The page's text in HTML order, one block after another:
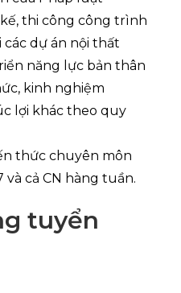
thi công công trình
dự án nội thất
năng lực bản thân
kinh nghiệm
lợi khác theo quy
thức chuyên môn
và cả CN hàng tuần.
tuyển